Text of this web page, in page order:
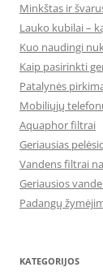
Minkštas ir
Lauko kubilai –
Kuo naudingi
Kaip pasirinkti
Patalynės
Mobiliųjų
Aquaphor filtrai
Geriausias
Vandens filtrai
Geriausios
Padangų
KATEGORIJOS